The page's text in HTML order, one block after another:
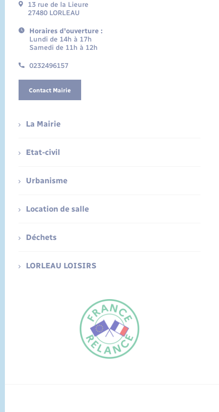
13 rue de la Lieure
27480 LORLEAU
Horaires d'ouverture :
Lundi de 14h à 17h
Samedi de 11h à 12h
0232496157
Contact Mairie
La Mairie
Etat-civil
Urbanisme
Location de salle
Déchets
LORLEAU LOISIRS